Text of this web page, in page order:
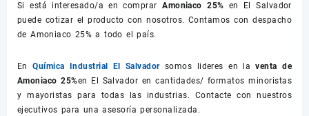
Si está interesado/a en comprar Amoniaco 25% en El Salvador
puede cotizar el producto con nosotros. Contamos con despacho
de Amoniaco 25% a todo el país.
EnQuímica Industrial El Salvador somos lideres en laventa de
Amoniaco 25%en El Salvador en cantidades/ formatos minoristas
y mayoristas para todas las industrias. Contacte con nuestros
ejecutivos para una asesoría personalizada.